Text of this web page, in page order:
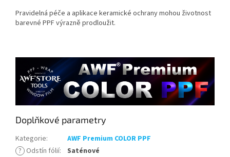
Pravidelná péče a aplikace keramické ochrany mohou životnost
barevné PPF výrazně prodloužit.
Doplňkové parametry
Kategorie:
AWF Premium COLOR PPF
? Odstín fólií:
Saténové